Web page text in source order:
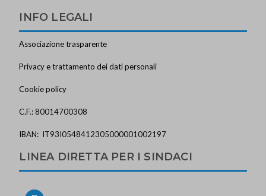
INFO LEGALI
Associazione trasparente
Privacy e trattamento dei dati personali
Cookie policy
C.F.: 80014700308
IBAN: IT93I0548412305000001002197
LINEA DIRETTA PER I SINDACI